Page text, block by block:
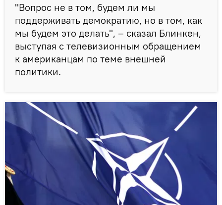
"Вопрос не в том, будем ли мы
поддерживать демократию, но в том, как
мы будем это делать", – сказал Блинкен,
выступая с телевизионным обращением
к американцам по теме внешней
политики.